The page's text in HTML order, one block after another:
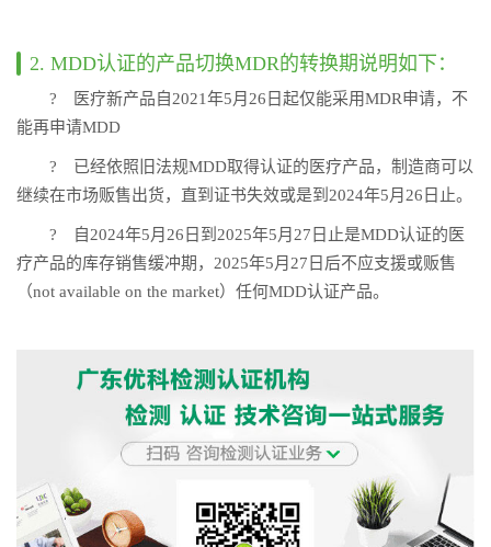
2. MDD认证的产品切换MDR的转换期说明如下：
? 医疗新产品自2021年5月26日起仅能采用MDR申请，不
能再申请MDD
? 已经依照旧法规MDD取得认证的医疗产品，制造商可以
继续在市场贩售出货，直到证书失效或是到2024年5月26日止。
? 自2024年5月26日到2025年5月27日止是MDD认证的医
疗产品的库存销售缓冲期，2025年5月27日后不应支援或贩售
（not available on the market）任何MDD认证产品。